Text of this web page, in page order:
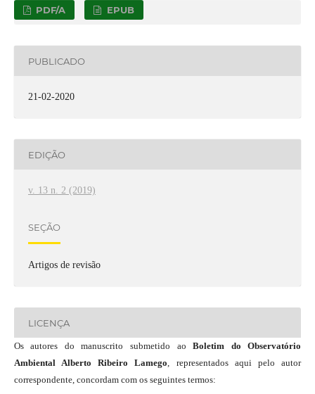
PDF/A EPUB
PUBLICADO
21-02-2020
EDIÇÃO
v. 13 n. 2 (2019)
SEÇÃO
Artigos de revisão
LICENÇA
Os autores do manuscrito submetido aoBoletim do Observatório
Ambiental Alberto Ribeiro Lamego, representados aqui pelo autor
correspondente, concordam com os seguintes termos: